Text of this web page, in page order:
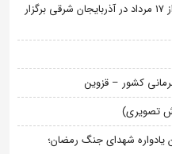
اردوی تیم ملی کشتی ساحلی نوجوانان از 17 مرداد در آذربایجان شرقی برگزار
کشور – قزوین
تصویری)
یادواره شهدای جنگ رمضان؛